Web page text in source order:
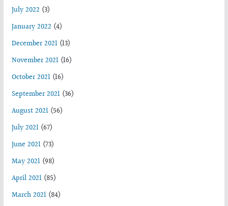
July 2022 (3)
January 2022 (4)
December 2021(13)
November 2021(16)
October 2021(16)
September 2021(36)
August 2021(56)
July 2021(67)
June 2021(73)
May 2021(98)
April 2021(85)
March 2021(84)